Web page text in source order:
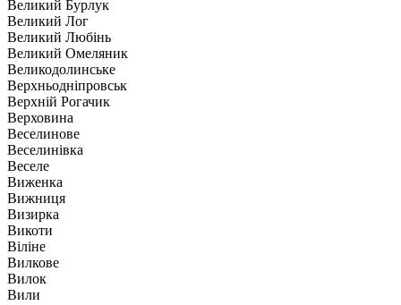
Великий Бурлук
Великий Лог
Великий Любінь
Великий Омеляник
Великодолинське
Верхньодніпровськ
Верхній Рогачик
Верховина
Веселинове
Веселинівка
Веселе
Виженка
Вижниця
Визирка
Викоти
Віліне
Вилкове
Вилок
Вили